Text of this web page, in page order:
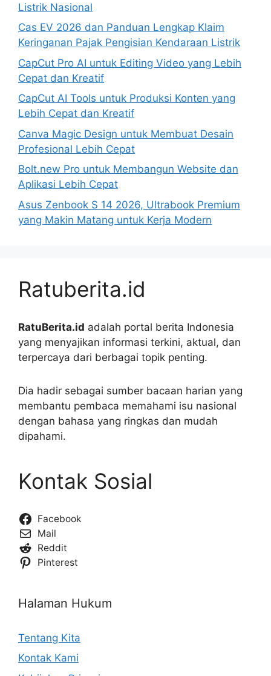
Listrik Nasional
Cas EV 2026 dan Panduan Lengkap Klaim
Keringanan Pajak Pengisian Kendaraan Listrik
CapCut Pro AI untuk Editing Video yang Lebih
Cepat dan Kreatif
CapCut AI Tools untuk Produksi Konten yang
Lebih Cepat dan Kreatif
Canva Magic Design untuk Membuat Desain
Profesional Lebih Cepat
Bolt.new Pro untuk Membangun Website dan
Aplikasi Lebih Cepat
Asus Zenbook S 14 2026, Ultrabook Premium
yang Makin Matang untuk Kerja Modern
Ratuberita.id
RatuBerita.id adalah portal berita Indonesia
yang menyajikan informasi terkini, aktual, dan
terpercaya dari berbagai topik penting.
Dia hadir sebagai sumber bacaan harian yang
membantu pembaca memahami isu nasional
dengan bahasa yang ringkas dan mudah
dipahami.
Kontak Sosial
Facebook
Mail
Reddit
Pinterest
Halaman Hukum
Tentang Kita
Kontak Kami